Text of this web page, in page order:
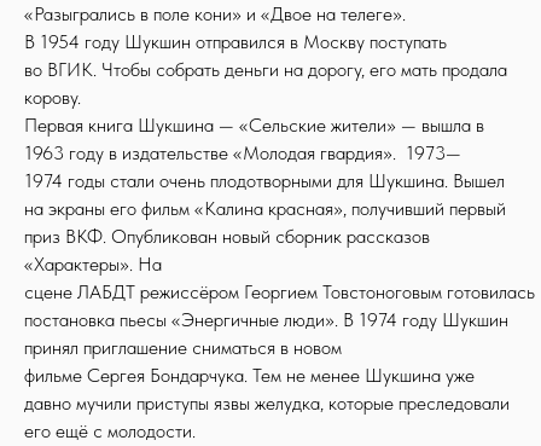
«Разыгрались в поле кони» и «Двое на телеге».
В 1954 году Шукшин отправился в Москву поступать
во ВГИК. Чтобы собрать деньги на дорогу, его мать продала
корову.
Первая книга Шукшина — «Сельские жители» — вышла в
1963 году в издательстве «Молодая гвардия». 1973—
1974 годы стали очень плодотворными для Шукшина. Вышел
на экраны его фильм «Калина красная», получивший первый
приз ВКФ. Опубликован новый сборник рассказов
«Характеры». На
сцене ЛАБДТ режиссёром Георгием Товстоноговым готовилась
постановка пьесы «Энергичные люди». В 1974 году Шукшин
принял приглашение сниматься в новом
фильме Сергея Бондарчука. Тем не менее Шукшина уже
давно мучили приступы язвы желудка, которые преследовали
его ещё с молодости.